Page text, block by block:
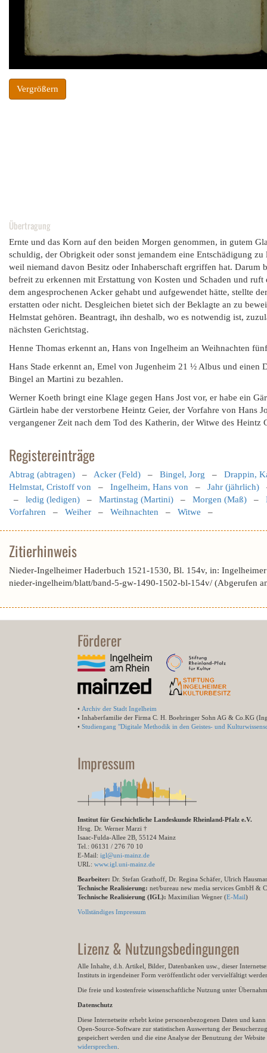
Vergrößern
Übertragung
Ernte und das Korn auf den beiden Morgen genommen, in gutem
schuldig, der Obrigkeit oder sonst jemandem eine Entschädigung
weil niemand davon Besitz oder Inhaberschaft ergriffen hat.
befreit zu erkennen mit Erstattung von Kosten und Schaden und
dem angesprochenen Acker gehabt und aufgewendet hätte, stellte
erstatten oder nicht. Desgleichen bietet sich der Beklagte an zu
Helmstat gehören. Beantragt, ihn deshalb, wo es notwendig ist,
nächsten Gerichtstag.
Henne Thomas erkennt an, Hans von Ingelheim an Weihnachten
Hans Stade erkennt an, Emel von Jugenheim 21 ½ Albus und
Bingel an Martini zu bezahlen.
Werner Koeth bringt eine Klage gegen Hans Jost vor, er habe ein
Gärtlein habe der verstorbene Heintz Geier, der Vorfahre von Hans
vergangener Zeit nach dem Tod des Katherin, der Witwe des Heintz
Registereinträge
Abtrag (abtragen) – Acker (Feld) – Bingel, Jorg – Drappin,
Helmstat, Cristoff von – Ingelheim, Hans von – Jahr (jährlich)
– ledig (ledigen) – Martinstag (Martini) – Morgen (Maß) –
Vorfahren – Weiher – Weihnachten – Witwe –
Zitierhinweis
Nieder-Ingelheimer Haderbuch 1521-1530, Bl. 154v, in:
nieder-ingelheim/blatt/band-5-gw-1490-1502-bl-154v/ (Abgerufen
Förderer
• Archiv der Stadt Ingelheim
• Inhaberfamilie der Firma C. H. Boehringer Sohn AG & Co.KG
• Studiengang "Digitale Methodik in den Geistes- und
Impressum
Institut für Geschichtliche Landeskunde Rheinland-Pfalz e.V.
Hrsg. Dr. Werner Marzi †
Isaac-Fulda-Allee 2B, 55124 Mainz
Tel.: 06131 / 276 70 10
E-Mail: igl@uni-mainz.de
URL: www.igl.uni-mainz.de
Bearbeiter: Dr. Stefan Grathoff, Dr. Regina Schäfer, Ulrich
Technische Realisierung: net/bureau new media services GmbH &
Technische Realisierung (IGL): Maximilian Wegner (E-Mail)
Vollständiges Impressum
Lizenz & Nutzungsbedingungen
Alle Inhalte, d.h. Artikel, Bilder, Datenbanken usw., dieser
Instituts in irgendeiner Form veröffentlicht oder vervielfältigt
Die freie und kostenfreie wissenschaftliche Nutzung unter
Datenschutz
Diese Internetseite erhebt keine personenbezogenen Daten und
Open-Source-Software zur statistischen Auswertung der
gespeichert werden und die eine Analyse der Benutzung der
widersprechen